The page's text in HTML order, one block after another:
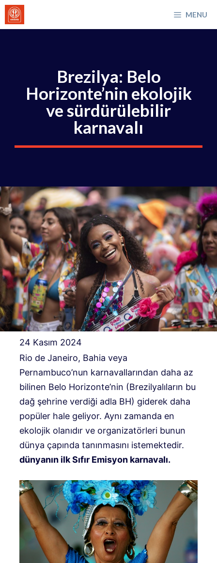
İçeriğe
atla
MENU
Brezilya: Belo
Horizonte’nin ekolojik
ve sürdürülebilir
karnavalı
24 Kasım 2024
Rio de Janeiro, Bahia veya
Pernambuco’nun karnavallarından daha az
bilinen Belo Horizonte’nin (Brezilyalıların bu
dağ şehrine verdiği adla BH) giderek daha
popüler hale geliyor. Aynı zamanda en
ekolojik olanıdır ve organizatörleri bunun
dünya çapında tanınmasını istemektedir.
dünyanın ilk Sıfır Emisyon karnavalı.